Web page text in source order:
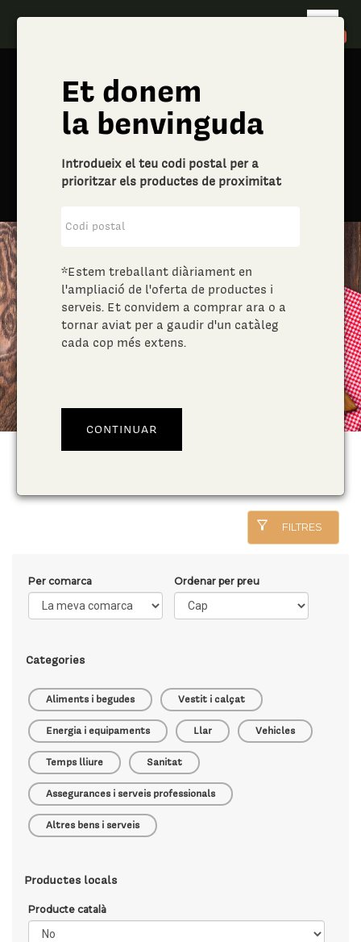
shopping_cart
Et donem
la benvinguda
Introdueix el teu codi postal per a
prioritzar els productes de proximitat
*Estem treballant diàriament en
l'ampliació de l'oferta de productes i
serveis. Et convidem a comprar ara o a
tornar aviat per a gaudir d'un catàleg
cada cop més extens.
Mobiliari i
decoració
filter_alt FILTRES
Per comarca Ordenar per preu
Categories
Aliments i begudes Vestit i calçat
Energia i equipaments Llar Vehicles
Temps lliure Sanitat
Assegurances i serveis professionals
Altres bens i serveis
Productes locals
Producte català